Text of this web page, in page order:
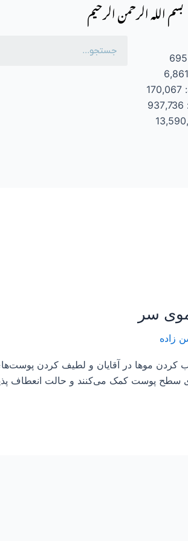
بسم الله الرحمن الرحیم
695
6,861
170,067
937,736
زاده
موها در آقایان و لطیف کردن
سطح پوست کمک می‌کنند و حالت انعطاف